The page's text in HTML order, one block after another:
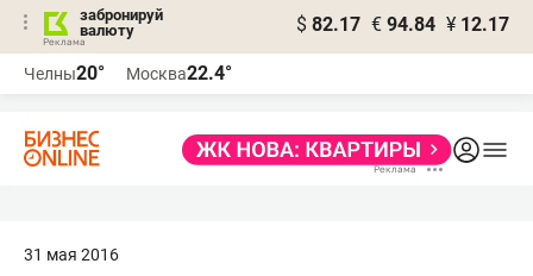
забронируй
валюту
$ 82.17 € 94.84 ¥ 12.17
Челны20° Москва22.4°
31 мая 2016